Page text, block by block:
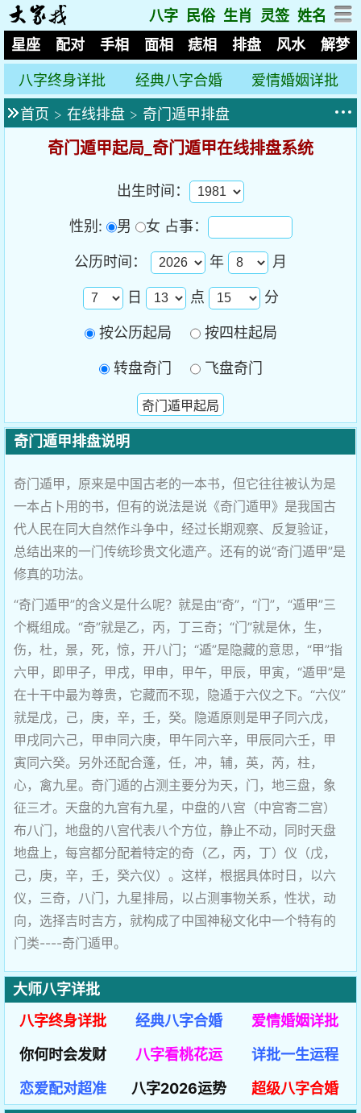
八字 民俗 生肖 灵签 姓名
星座
配对 手相 面相 痣相 排盘 风水 解梦
八字终身详批 经典八字合婚
爱情婚姻详批
首页 > 在线排盘 > 奇门遁甲排盘
奇门遁甲起局_奇门遁甲在线排盘系统
出生时间：
性别: 男 女 占事：
公历时间： 年 月
日 点 分
按公历起局 按四柱起局
转盘奇门 飞盘奇门
奇门遁甲排盘说明
奇门遁甲，原来是中国古老的一本书，但它往往被认为是
一本占卜用的书，但有的说法是说《奇门遁甲》是我国古
代人民在同大自然作斗争中，经过长期观察、反复验证，
总结出来的一门传统珍贵文化遗产。还有的说“奇门遁甲”是
修真的功法。
“奇门遁甲”的含义是什么呢？就是由“奇”，“门”，“遁甲”三
个概组成。“奇”就是乙，丙，丁三奇；“门”就是休，生，
伤，杜，景，死，惊，开八门；“遁”是隐藏的意思，“甲”指
六甲，即甲子，甲戌，甲申，甲午，甲辰，甲寅，“遁甲”是
在十干中最为尊贵，它藏而不现，隐遁于六仪之下。“六仪”
就是戊，己，庚，辛，壬，癸。隐遁原则是甲子同六戊，
甲戌同六己，甲申同六庚，甲午同六辛，甲辰同六壬，甲
寅同六癸。另外还配合蓬，任，冲，辅，英，芮，柱，
心，禽九星。奇门遁的占测主要分为天，门，地三盘，象
征三才。天盘的九宫有九星，中盘的八宫（中宫寄二宫）
布八门，地盘的八宫代表八个方位，静止不动，同时天盘
地盘上，每宫都分配着特定的奇（乙，丙，丁）仪（戊，
己，庚，辛，壬，癸六仪）。这样，根据具体时日，以六
仪，三奇，八门，九星排局，以占测事物关系，性状，动
向，选择吉时吉方，就构成了中国神秘文化中一个特有的
门类----奇门遁甲。
大师八字详批
八字终身详批
经典八字合婚
爱情婚姻详批
你何时会发财
八字看桃花运
详批一生运程
恋爱配对超准
八字2026运势
超级八字合婚